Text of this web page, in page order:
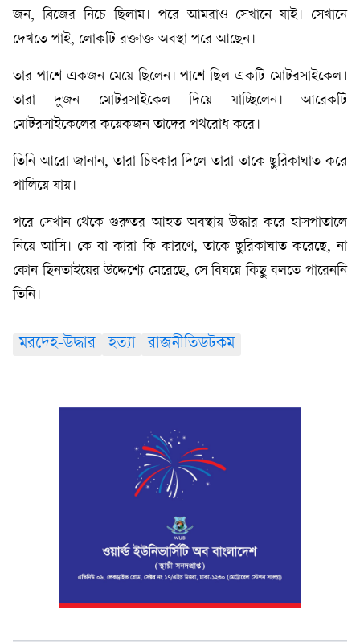
জন, ব্রিজের নিচে ছিলাম। পরে আমরাও সেখানে যাই। সেখানে
দেখতে পাই, লোকটি রক্তাক্ত অবস্থা পরে আছেন।
তার পাশে একজন মেয়ে ছিলেন। পাশে ছিল একটি মোটরসাইকেল।
তারা দুজন মোটরসাইকেল দিয়ে যাচ্ছিলেন। আরেকটি
মোটরসাইকেলের কয়েকজন তাদের পথরোধ করে।
তিনি আরো জানান, তারা চিৎকার দিলে তারা তাকে ছুরিকাঘাত করে
পালিয়ে যায়।
পরে সেখান থেকে গুরুতর আহত অবস্থায় উদ্ধার করে হাসপাতালে
নিয়ে আসি। কে বা কারা কি কারণে, তাকে ছুরিকাঘাত করেছে, না
কোন ছিনতাইয়ের উদ্দেশ্যে মেরেছে, সে বিষয়ে কিছু বলতে পারেননি
তিনি।
মরদেহ-উদ্ধার হত্যা রাজনীতিডটকম